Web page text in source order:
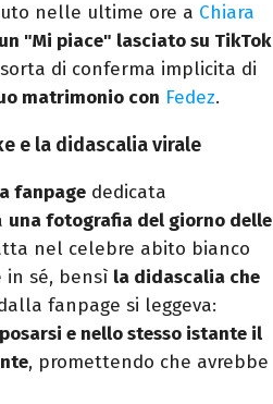
nelle ultime ore a Chiara
"Mi piace" lasciato su TikTok
di conferma implicita di
matrimonio con Fedez.
e la didascalia virale
fanpage dedicata
una fotografia del giorno delle
nel celebre abito bianco
in sé, bensì la didascalia che
fanpage si leggeva:
e nello stesso istante il
, promettendo che avrebbe